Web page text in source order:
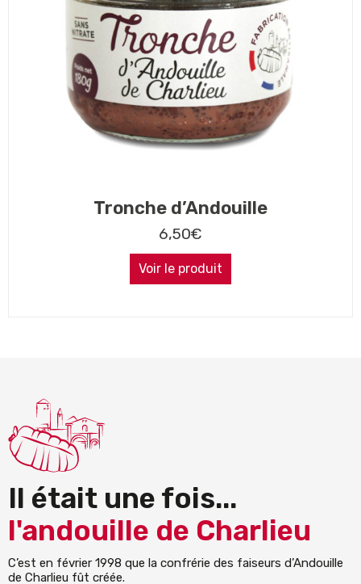
Tronche d’Andouille
6,50€
Voir le produit
Il était une fois...
l'andouille de Charlieu
C’est en février 1998 que la confrérie des faiseurs d’Andouille
de Charlieu fût créée.